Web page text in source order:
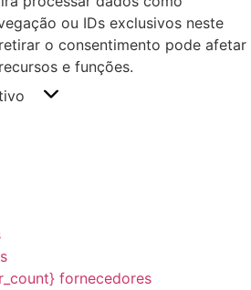
ou IDs exclusivos neste
o consentimento pode afetar
e funções.
fornecedores